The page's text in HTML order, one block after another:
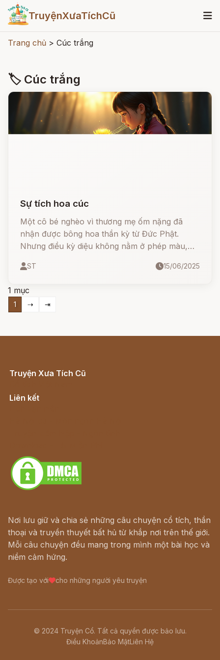
TruyệnXưaTíchCũ
Trang chủ > Cúc trắng
🏷 Cúc trắng
Sự tích hoa cúc
Một cô bé nghèo vì thương mẹ ốm nặng đã
nhận được bông hoa thần kỳ từ Đức Phật.
Nhưng điều kỳ diệu không nằm ở phép màu,
cánh hoa để kéo dài sự sống cho mẹ...
ST 15/06/2025
1 mục
1 ⇢ ⇥
Truyện Xưa Tích Cũ
Liên kết
Nơi lưu giữ và chia sẻ những câu chuyện cổ tích, thần
thoại và truyền thuyết bất hủ từ khắp nơi trên thế giới.
Mỗi câu chuyện đều mang trong mình một bài học và
niềm cảm hứng.
Được tạo với cho những người yêu truyện
© 2024 Truyện Cổ. Tất cả quyền được bảo lưu.
Điều KhoảnBảo MậtLiên Hệ